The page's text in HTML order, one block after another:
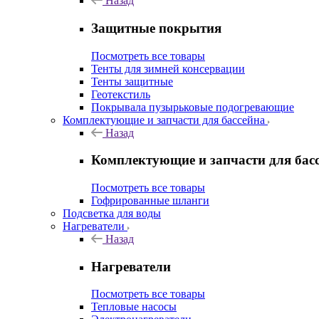
Защитные покрытия
Посмотреть все товары
Тенты для зимней консервации
Тенты защитные
Геотекстиль
Покрывала пузырьковые подогревающие
Комплектующие и запчасти для бассейна
Назад
Комплектующие и запчасти для
Посмотреть все товары
Гофрированные шланги
Подсветка для воды
Нагреватели
Назад
Нагреватели
Посмотреть все товары
Тепловые насосы